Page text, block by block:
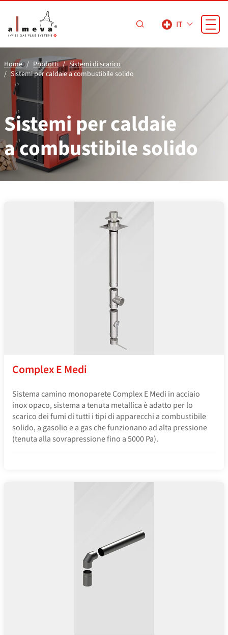
IT
Home Prodotti
Sistemi di scarico
Sistemi per caldaie a combustibile solido
Sistemi per caldaie
a combustibile solido
Complex E Medi
Sistema camino monoparete Complex E Medi in acciaio
inox opaco, sistema a tenuta metallica è adatto per lo
scarico dei fumi di tutti i tipi di apparecchi a combustibile
solido, a gasolio e a gas che funzionano ad alta pressione
(tenuta alla sovrapressione fino a 5000 Pa).